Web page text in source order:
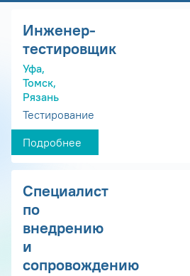
Инженер-
тестировщик
Уфа,
Томск,
Рязань
Тестирование
Подробнее
Специалист
по
внедрению
и
сопровождению